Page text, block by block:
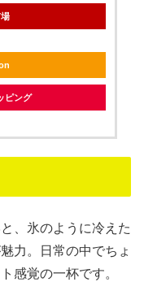
ピング
、氷のように冷えた
力。日常の中でちょ
感覚の一杯です。